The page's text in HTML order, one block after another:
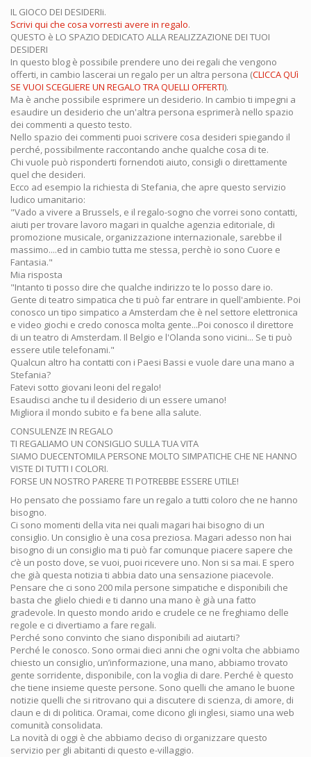
IL GIOCO DEI DESIDERIi.
Scrivi qui che cosa vorresti avere in regalo.
QUESTO è LO SPAZIO DEDICATO ALLA REALIZZAZIONE DEI TUOI
DESIDERI
In questo blog è possibile prendere uno dei regali che vengono
offerti, in cambio lascerai un regalo per un altra persona (CLICCA QUì
SE VUOI SCEGLIERE UN REGALO TRA QUELLI OFFERTI).
Ma è anche possibile esprimere un desiderio. In cambio ti impegni a
esaudire un desiderio che un'altra persona esprimerà nello spazio
dei commenti a questo testo.
Nello spazio dei commenti puoi scrivere cosa desideri spiegando il
perché, possibilmente raccontando anche qualche cosa di te.
Chi vuole può risponderti fornendoti aiuto, consigli o direttamente
quel che desideri.
Ecco ad esempio la richiesta di Stefania, che apre questo servizio
ludico umanitario:
"Vado a vivere a Brussels, e il regalo-sogno che vorrei sono contatti,
aiuti per trovare lavoro magari in qualche agenzia editoriale, di
promozione musicale, organizzazione internazionale, sarebbe il
massimo....ed in cambio tutta me stessa, perchè io sono Cuore e
Fantasia."
Mia risposta
"Intanto ti posso dire che qualche indirizzo te lo posso dare io.
Gente di teatro simpatica che ti può far entrare in quell'ambiente. Poi
conosco un tipo simpatico a Amsterdam che è nel settore elettronica
e video giochi e credo conosca molta gente...Poi conosco il direttore
di un teatro di Amsterdam. Il Belgio e l'Olanda sono vicini... Se ti può
essere utile telefonami."
Qualcun altro ha contatti con i Paesi Bassi e vuole dare una mano a
Stefania?
Fatevi sotto giovani leoni del regalo!
Esaudisci anche tu il desiderio di un essere umano!
Migliora il mondo subito e fa bene alla salute.
CONSULENZE IN REGALO
TI REGALIAMO UN CONSIGLIO SULLA TUA VITA
SIAMO DUECENTOMILA PERSONE MOLTO SIMPATICHE CHE NE HANNO
VISTE DI TUTTI I COLORI.
FORSE UN NOSTRO PARERE TI POTREBBE ESSERE UTILE!
Ho pensato che possiamo fare un regalo a tutti coloro che ne hanno
bisogno.
Ci sono momenti della vita nei quali magari hai bisogno di un
consiglio. Un consiglio è una cosa preziosa. Magari adesso non hai
bisogno di un consiglio ma ti può far comunque piacere sapere che
c’è un posto dove, se vuoi, puoi ricevere uno. Non si sa mai. E spero
che già questa notizia ti abbia dato una sensazione piacevole.
Pensare che ci sono 200 mila persone simpatiche e disponibili che
basta che glielo chiedi e ti danno una mano è già una fatto
gradevole. In questo mondo arido e crudele ce ne freghiamo delle
regole e ci divertiamo a fare regali.
Perché sono convinto che siano disponibili ad aiutarti?
Perché le conosco. Sono ormai dieci anni che ogni volta che abbiamo
chiesto un consiglio, un’informazione, una mano, abbiamo trovato
gente sorridente, disponibile, con la voglia di dare. Perché è questo
che tiene insieme queste persone. Sono quelli che amano le buone
notizie quelli che si ritrovano qui a discutere di scienza, di amore, di
claun e di di politica. Oramai, come dicono gli inglesi, siamo una web
comunità consolidata.
La novità di oggi è che abbiamo deciso di organizzare questo
servizio per gli abitanti di questo e-villaggio.